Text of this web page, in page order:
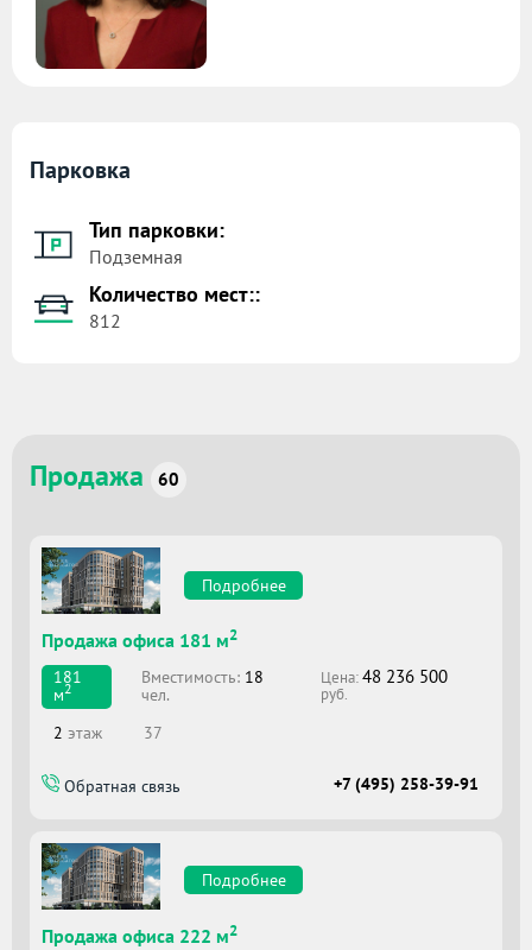
Парковка
Тип парковки:
Подземная
Количество мест::
812
Продажа 60
Подробнее
Продажа офиса 181 м2
181
м2
Вместимоcть: 18
чел.
Цена:48 236 500
руб.
2 этаж 37
Обратная связь +7 (495) 258-39-91
Подробнее
Продажа офиса 222 м2